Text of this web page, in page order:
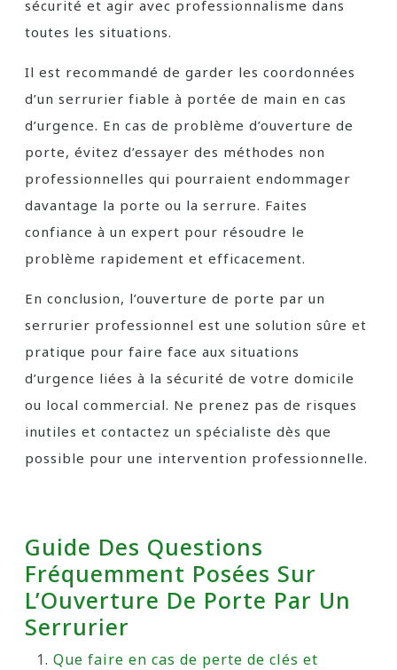
sécurité et agir avec professionnalisme dans
toutes les situations.
Il est recommandé de garder les coordonnées
d’un serrurier fiable à portée de main en cas
d’urgence. En cas de problème d’ouverture de
porte, évitez d’essayer des méthodes non
professionnelles qui pourraient endommager
davantage la porte ou la serrure. Faites
confiance à un expert pour résoudre le
problème rapidement et efficacement.
En conclusion, l’ouverture de porte par un
serrurier professionnel est une solution sûre et
pratique pour faire face aux situations
d’urgence liées à la sécurité de votre domicile
ou local commercial. Ne prenez pas de risques
inutiles et contactez un spécialiste dès que
possible pour une intervention professionnelle.
Guide Des Questions
Fréquemment Posées Sur
L’Ouverture De Porte Par Un
Serrurier
Que faire en cas de perte de clés et